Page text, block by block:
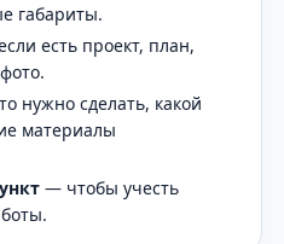
габариты.
есть проект, план,
нужно сделать, какой
материалы
— чтобы учесть